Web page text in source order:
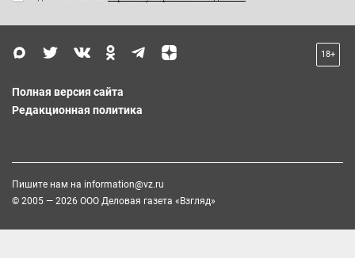
18+
Полная версия сайта
Редакционная политика
Пишите нам на information@vz.ru
© 2005 — 2026 ООО Деловая газета «Взгляд»